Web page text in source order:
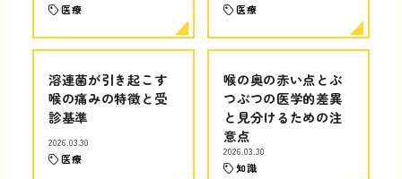
医療 医療
溶連菌が引き起こす
喉の痛みの特徴と受
診基準
2026.03.30
医療
喉の奥の赤い点とぶ
つぶつの医学的差異
と見分けるための注
意点
2026.03.30
知識